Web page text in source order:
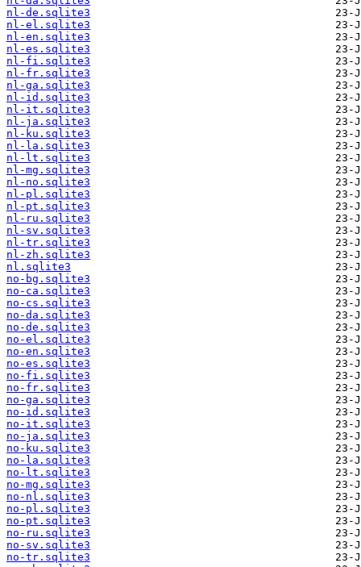
nl-de.sqlite3
nl-el.sqlite3
nl-en.sqlite3
nl-es.sqlite3
nl-fi.sqlite3
nl-fr.sqlite3
nl-ga.sqlite3
nl-id.sqlite3
nl-it.sqlite3
nl-ja.sqlite3
nl-ku.sqlite3
nl-la.sqlite3
nl-lt.sqlite3
nl-mg.sqlite3
nl-no.sqlite3
nl-pl.sqlite3
nl-pt.sqlite3
nl-ru.sqlite3
nl-sv.sqlite3
nl-tr.sqlite3
nl-zh.sqlite3
nl.sqlite3
no-bg.sqlite3
no-ca.sqlite3
no-cs.sqlite3
no-da.sqlite3
no-de.sqlite3
no-el.sqlite3
no-en.sqlite3
no-es.sqlite3
no-fi.sqlite3
no-fr.sqlite3
no-ga.sqlite3
no-id.sqlite3
no-it.sqlite3
no-ja.sqlite3
no-ku.sqlite3
no-la.sqlite3
no-lt.sqlite3
no-mg.sqlite3
no-nl.sqlite3
no-pl.sqlite3
no-pt.sqlite3
no-ru.sqlite3
no-sv.sqlite3
no-tr.sqlite3